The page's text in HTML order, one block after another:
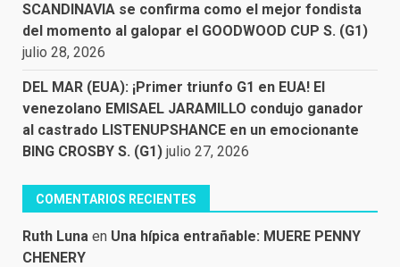
SCANDINAVIA se confirma como el mejor fondista
del momento al galopar el GOODWOOD CUP S. (G1)
julio 28, 2026
DEL MAR (EUA): ¡Primer triunfo G1 en EUA! El
venezolano EMISAEL JARAMILLO condujo ganador
al castrado LISTENUPSHANCE en un emocionante
BING CROSBY S. (G1) julio 27, 2026
COMENTARIOS RECIENTES
Ruth Luna en Una hípica entrañable: MUERE PENNY
CHENERY